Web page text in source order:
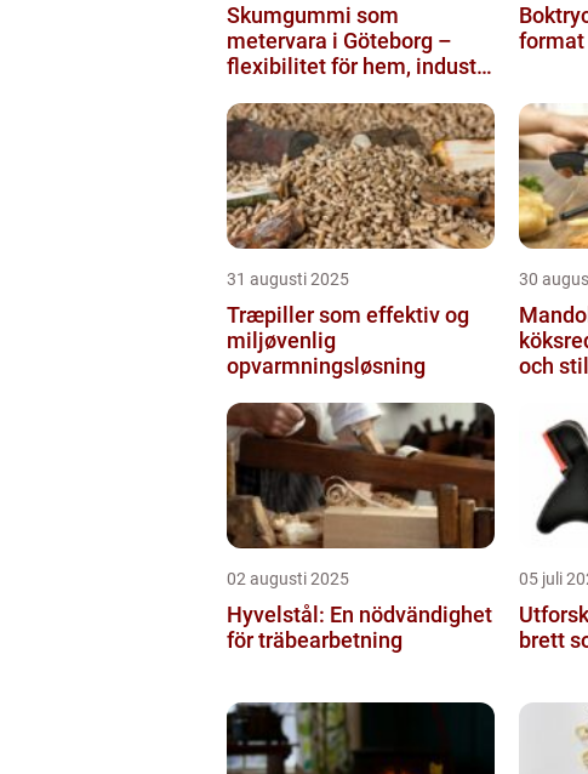
Skumgummi som
metervara i Göteborg –
flexibilitet för hem, industri
format
31 augusti 2025
Træpiller som effektiv og
miljøvenlig
opvarmningsløsning
30
och stil
02 augusti 2025
Hyvelstål: En nödvändighet
för träbearbetning
05 juli
brett